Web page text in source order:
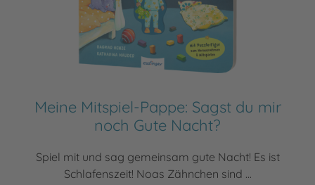
Meine Mitspiel-Pappe: Sagst du mir
noch Gute Nacht?
Spiel mit und sag gemeinsam gute Nacht! Es ist
Schlafenszeit! Noas Zähnchen sind ...